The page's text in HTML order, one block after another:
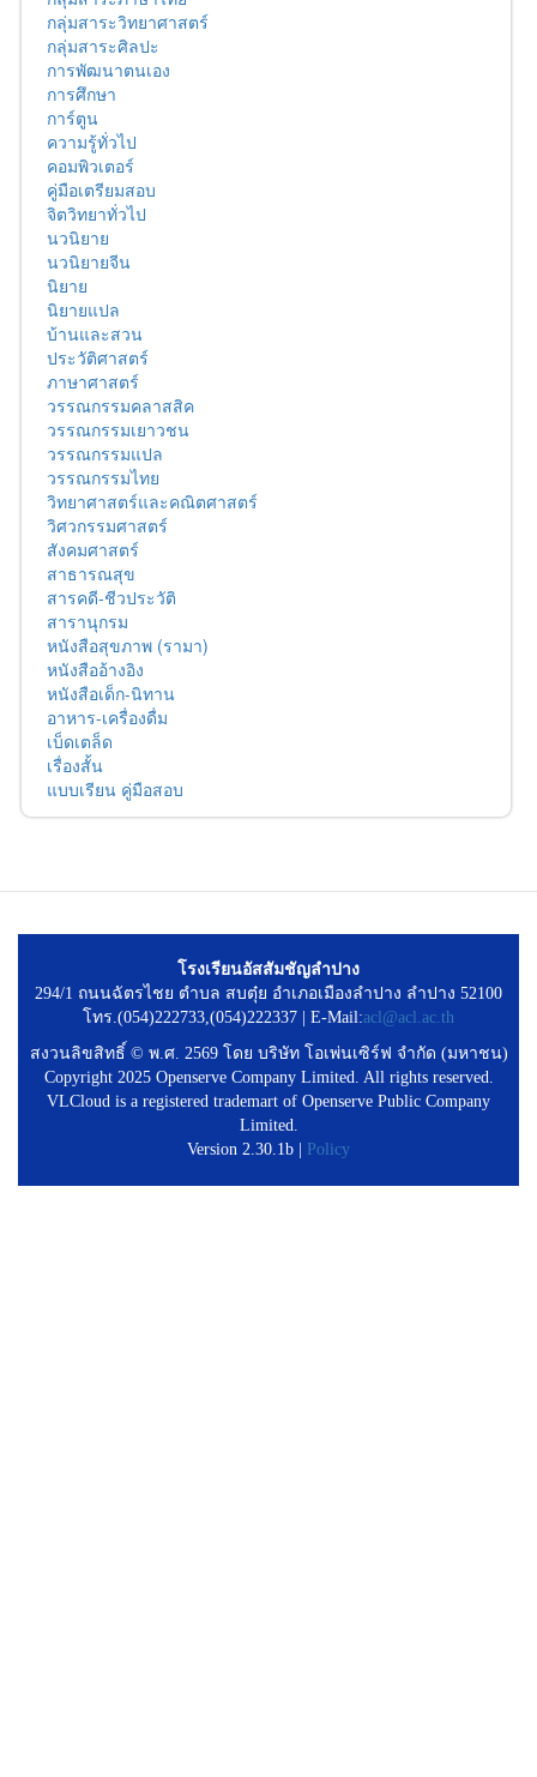
กลุ่มสาระวิทยาศาสตร์
กลุ่มสาระศิลปะ
การพัฒนาตนเอง
การศึกษา
การ์ตูน
ความรู้ทั่วไป
คอมพิวเตอร์
คู่มือเตรียมสอบ
จิตวิทยาทั่วไป
นวนิยาย
นวนิยายจีน
นิยาย
นิยายแปล
บ้านและสวน
ประวัติศาสตร์
ภาษาศาสตร์
วรรณกรรมคลาสสิค
วรรณกรรมเยาวชน
วรรณกรรมแปล
วรรณกรรมไทย
วิทยาศาสตร์และคณิตศาสตร์
วิศวกรรมศาสตร์
สังคมศาสตร์
สาธารณสุข
สารคดี-ชีวประวัติ
สารานุกรม
หนังสือสุขภาพ (รามา)
หนังสืออ้างอิง
หนังสือเด็ก-นิทาน
อาหาร-เครื่องดื่ม
เบ็ดเตล็ด
เรื่องสั้น
แบบเรียน คู่มือสอบ
โรงเรียนอัสสัมชัญลำปาง
294/1 ถนนฉัตรไชย ตำบล สบตุ๋ย อำเภอเมืองลำปาง ลำปาง 52100
โทร.(054)222733,(054)222337 | E-Mail:acl@acl.ac.th
สงวนลิขสิทธิ์ © พ.ศ. 2569 โดย บริษัท โอเพ่นเซิร์ฟ จำกัด (มหาชน)
Copyright 2025 Openserve Company Limited. All rights reserved.
VLCloud is a registered trademart of Openserve Public Company
Limited.
Version 2.30.1b |
Policy